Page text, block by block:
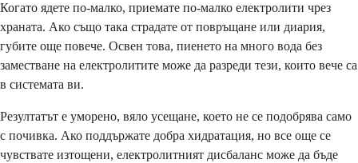
Когато ядете по-малко, приемате по-малко електролити чрез
храната. Ако също така страдате от повръщане или диария,
губите още повече. Освен това, пиенето на много вода без
заместване на електролитите може да разреди тези, които вече са
в системата ви.
Резултатът е уморено, вяло усещане, което не се подобрява само
с почивка. Ако поддържате добра хидратация, но все още се
чувствате изтощени, електролитният дисбаланс може да бъде